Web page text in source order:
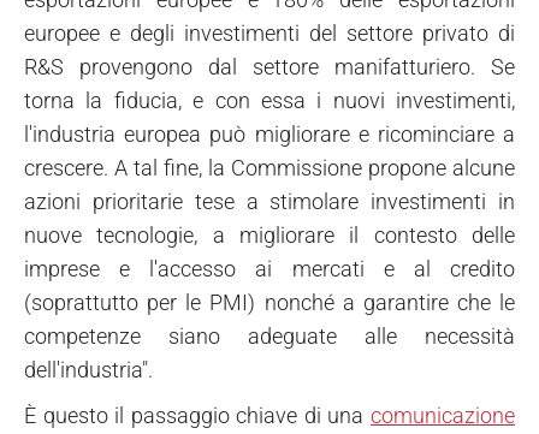
europee e degli investimenti del settore privato di
R&S provengono dal settore manifatturiero. Se
torna la fiducia, e con essa i nuovi investimenti,
l'industria europea può migliorare e ricominciare a
crescere. A tal fine, la Commissione propone alcune
azioni prioritarie tese a stimolare investimenti in
nuove tecnologie, a migliorare il contesto delle
imprese e l'accesso ai mercati e al credito
(soprattutto per le PMI) nonché a garantire che le
competenze siano adeguate alle necessità
dell'industria".
È questo il passaggio chiave di una comunicazione